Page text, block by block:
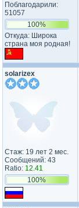
Поблагодарили:
51057
100%
Откуда: Широка
страна моя родная!
solarizex
Стаж: 19 лет 2 мес.
Сообщений: 43
Ratio: 12.41
100%